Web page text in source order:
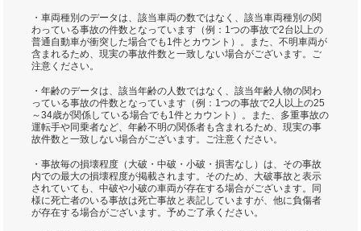
・車両種別のデータは、該当車両の数ではなく、該当車両種別の関
わっている事故の件数となっています（例：1つの事故で2台以上の
普通自動車が衝突した場合でも1件とカウント）。また、不明車両が
含まれるため、現実の事故件数と一致しない場合がございます。ご
注意ください。
・年齢のデータは、該当年齢の人数ではなく、該当年齢人物の関わ
っている事故の件数となっています（例：1つの事故で2人以上の25
～34歳が関係している場合でも1件とカウント）。また、多重事故の
運転手や同乗者など、年齢不明の関係者も含まれるため、現実の事
故件数と一致しない場合がございます。ご注意ください。
・事故毎の損壊程度（大破・中破・小破・損害なし）は、その事故
内での最大の損壊程度が掲載されます。そのため、大破事故と表示
されていても、中破や小破の車両が存在する場合がございます。同
様に死亡者のいる事故は死亡事故と表記していますが、他に負傷者
が存在する場合がございます。予めご了承ください。